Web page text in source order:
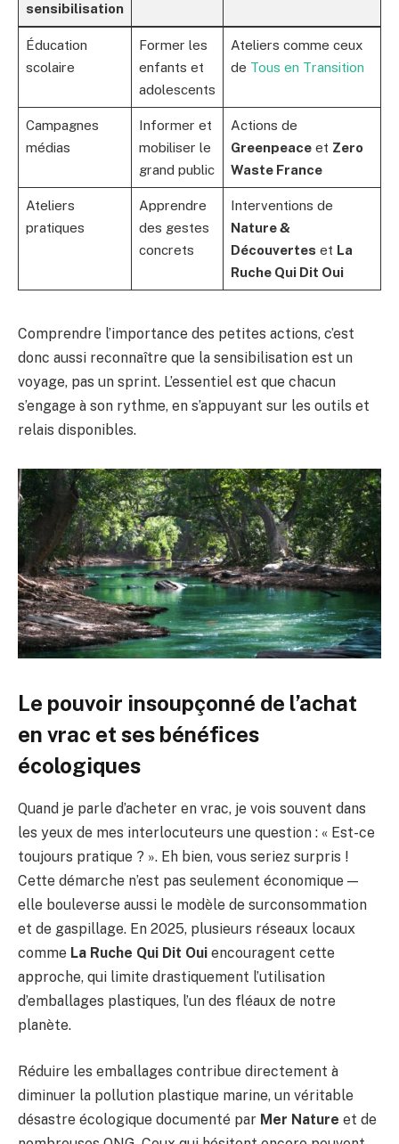
sensibilisation
Éducation
scolaire
Former les
enfants et
adolescents
Ateliers comme ceux
de Tous en Transition
Campagnes
médias
Informer et
mobiliser le
grand public
Actions de
Greenpeaceet Zero
Waste France
Ateliers
pratiques
Apprendre
des gestes
concrets
Interventions de
Nature &
Découvertes et La
Ruche Qui Dit Oui
Comprendre l’importance des petites actions, c’est
donc aussi reconnaître que la sensibilisation est un
voyage, pas un sprint. L’essentiel est que chacun
s’engage à son rythme, en s’appuyant sur les outils et
relais disponibles.
Le pouvoir insoupçonné de l’achat
en vrac et ses bénéfices
écologiques
Quand je parle d’acheter en vrac, je vois souvent dans
les yeux de mes interlocuteurs une question : « Est-ce
toujours pratique ? ». Eh bien, vous seriez surpris !
Cette démarche n’est pas seulement économique —
elle bouleverse aussi le modèle de surconsommation
et de gaspillage. En 2025, plusieurs réseaux locaux
comme La Ruche Qui Dit Oui encouragent cette
approche, qui limite drastiquement l’utilisation
d’emballages plastiques, l’un des fléaux de notre
planète.
Réduire les emballages contribue directement à
diminuer la pollution plastique marine, un véritable
désastre écologique documenté par Mer Nature et de